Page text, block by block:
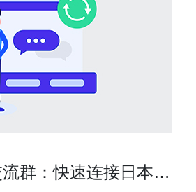
群：快速连接日本电